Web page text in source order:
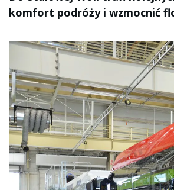
komfort podróży i wzmocnić